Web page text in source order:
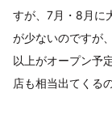
すが、7月・8月に
が少ないのですが
以上がオープン予
店も相当出てくる